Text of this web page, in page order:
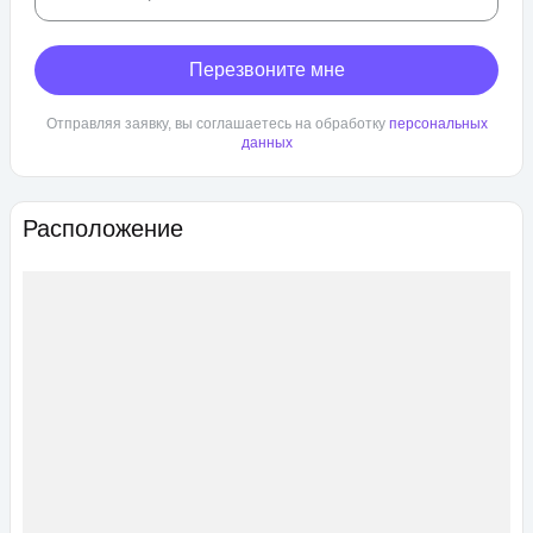
Расположение
Перезвоните мне
Отправляя заявку, вы соглашаетесь на обработку персональных
данных